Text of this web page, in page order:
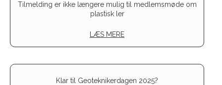
Tilmelding er ikke længere mulig til medlemsmøde om
plastisk ler
LÆS MERE
Klar til Geoteknikerdagen 2025?